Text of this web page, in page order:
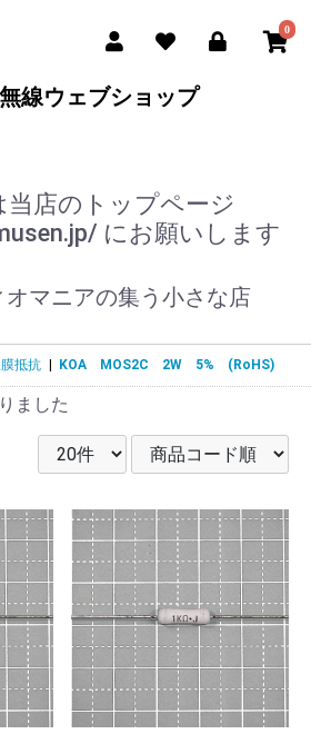
0
線ウェブショップ
当店のトップページ
にお願いします
オマニアの集う小さな店
抵抗 KOA MOS2C 2W 5% (RoHS)
ました